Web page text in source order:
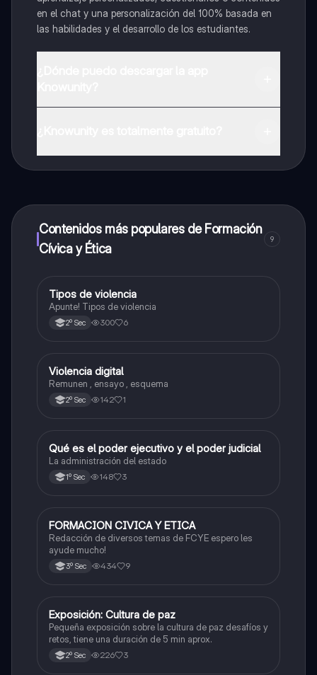
en el chat y una personalización del 100% basada en
las habilidades y el desarrollo de los estudiantes.
a determinadas funciones.
Contenidos más populares de Formación
Cívica y Ética
9
Formación Cívica y Ética
Tipos de violencia
Apunte! Tipos de violencia
2º Sec 300 6
Español
Violencia digital
Remunen , ensayo , esquema
2º Sec 142 1
Formación Cívica y Ética
Qué es el poder ejecutivo y el poder judicial
La administración del estado
1º Sec 148 3
Formación Cívica y Ética
FORMACION CIVICA Y ETICA
Redacción de diversos temas de FCYE espero les
ayude mucho!
3º Sec 434 9
Formación Cívica y Ética
Exposición: Cultura de paz
Pequeña exposición sobre la cultura de paz desafíos y
retos, tiene una duración de 5 min aprox.
2º Sec 226 3